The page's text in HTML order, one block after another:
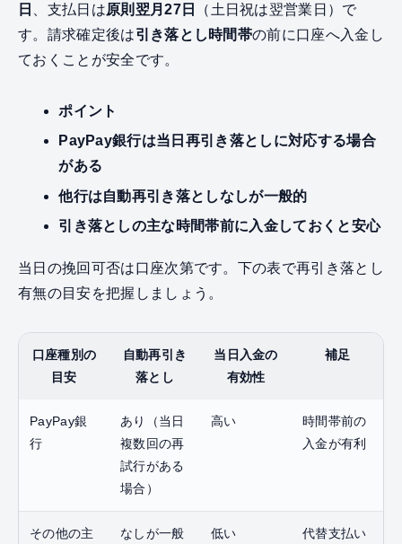
日
、支払日は原則翌月27日
（土日祝は翌営業日）で
す。請求確定後は引き落とし時間帯の前に口座へ入金し
ておくことが安全です。
ポイント
PayPay銀行は当日再引き落としに対応する場合
がある
他行は自動再引き落としなしが一般的
引き落としの主な時間帯前に入金しておくと安心
当日の挽回可否は口座次第です。下の表で再引き落とし
有無の目安を把握しましょう。
口座種別の
目安
自動再引き
落とし
当日入金の
有効性
補足
PayPay銀
行
あり（当日
複数回の再
試行がある
場合）
高い
時間帯前の
入金が有利
その他の主 なしが一般 低い 代替支払い